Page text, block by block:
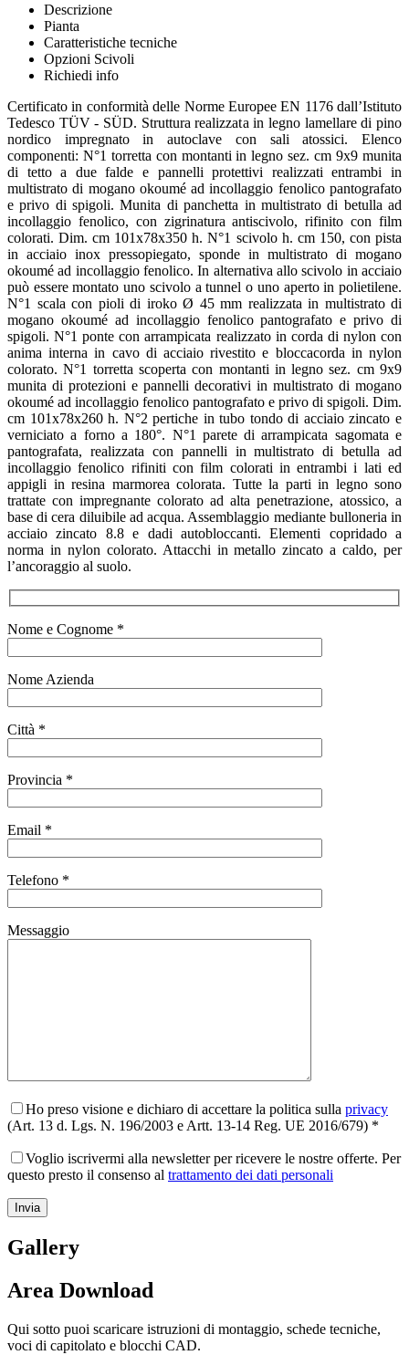
Descrizione
Pianta
Caratteristiche tecniche
Opzioni Scivoli
Richiedi info
Certificato in conformità delle Norme Europee EN 1176 dall’Istituto
Tedesco TÜV - SÜD. Struttura realizzata in legno lamellare di pino
nordico impregnato in autoclave con sali atossici. Elenco
componenti: N°1 torretta con montanti in legno sez. cm 9x9 munita
di tetto a due falde e pannelli protettivi realizzati entrambi in
multistrato di mogano okoumé ad incollaggio fenolico pantografato
e privo di spigoli. Munita di panchetta in multistrato di betulla ad
incollaggio fenolico, con zigrinatura antiscivolo, rifinito con film
colorati. Dim. cm 101x78x350 h. N°1 scivolo h. cm 150, con pista
in acciaio inox pressopiegato, sponde in multistrato di mogano
okoumé ad incollaggio fenolico. In alternativa allo scivolo in acciaio
può essere montato uno scivolo a tunnel o uno aperto in polietilene.
N°1 scala con pioli di iroko Ø 45 mm realizzata in multistrato di
mogano okoumé ad incollaggio fenolico pantografato e privo di
spigoli. N°1 ponte con arrampicata realizzato in corda di nylon con
anima interna in cavo di acciaio rivestito e bloccacorda in nylon
colorato. N°1 torretta scoperta con montanti in legno sez. cm 9x9
munita di protezioni e pannelli decorativi in multistrato di mogano
okoumé ad incollaggio fenolico pantografato e privo di spigoli. Dim.
cm 101x78x260 h. N°2 pertiche in tubo tondo di acciaio zincato e
verniciato a forno a 180°. N°1 parete di arrampicata sagomata e
pantografata, realizzata con pannelli in multistrato di betulla ad
incollaggio fenolico rifiniti con film colorati in entrambi i lati ed
appigli in resina marmorea colorata. Tutte la parti in legno sono
trattate con impregnante colorato ad alta penetrazione, atossico, a
base di cera diluibile ad acqua. Assemblaggio mediante bulloneria in
acciaio zincato 8.8 e dadi autobloccanti. Elementi copridado a
norma in nylon colorato. Attacchi in metallo zincato a caldo, per
l’ancoraggio al suolo.
Nome e Cognome *
Nome Azienda
Città *
Provincia *
Email *
Telefono *
Messaggio
Ho preso visione e dichiaro di accettare la politica sulla privacy
(Art. 13 d. Lgs. N. 196/2003 e Artt. 13-14 Reg. UE 2016/679) *
Voglio iscrivermi alla newsletter per ricevere le nostre offerte. Per
questo presto il consenso al trattamento dei dati personali
Gallery
Area Download
Qui sotto puoi scaricare istruzioni di montaggio, schede tecniche,
voci di capitolato e blocchi CAD.